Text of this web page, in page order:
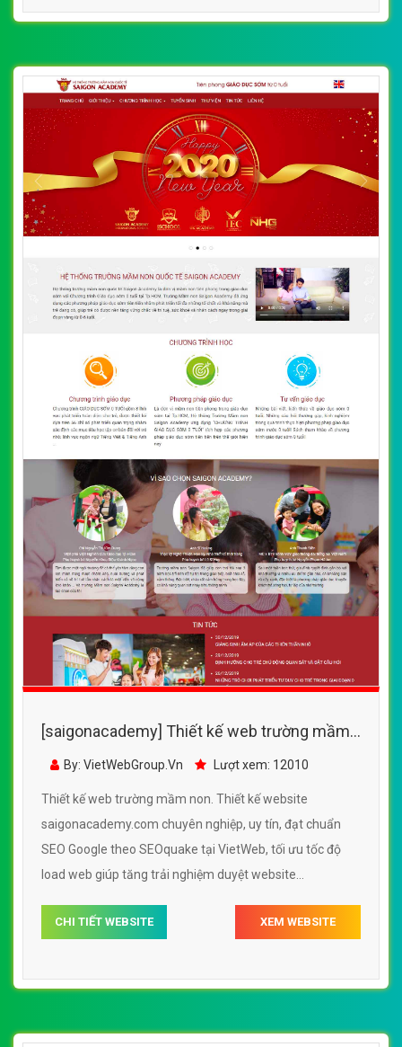
[saigonacademy] Thiết kế web trường mầm
non - saigonacademy.com
By: VietWebGroup.Vn Lượt xem: 12010
Thiết kế web trường mầm non. Thiết kế website
saigonacademy.com chuyên nghiệp, uy tín, đạt chuẩn
SEO Google theo SEOquake tại VietWeb, tối ưu tốc độ
load web giúp tăng trải nghiệm duyệt website
CHI TIẾT WEBSITE XEM WEBSITE